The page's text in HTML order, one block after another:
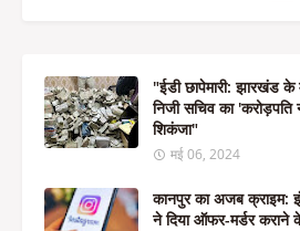
"ईडी छापेमारी: झारखंड
निजी सचिव का
शिकंजा"
मई 06, 2024
कानपुर का अजब क्राइम:
ने दिया ऑफर-मर्डर कराने